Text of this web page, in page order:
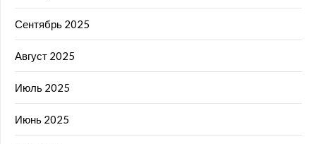
Сентябрь 2025
Август 2025
Июль 2025
Июнь 2025